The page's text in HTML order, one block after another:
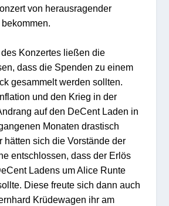
von herausragender
Konzertes ließen die
dass die Spenden zu einem
gesammelt werden sollten.
und den Krieg in der
auf den DeCent Laden in
Monaten drastisch
hätten sich die Vorstände der
entschlossen, dass der Erlös
Ladens um Alice Runte
Diese freute sich dann auch
Krüdewagen ihr am